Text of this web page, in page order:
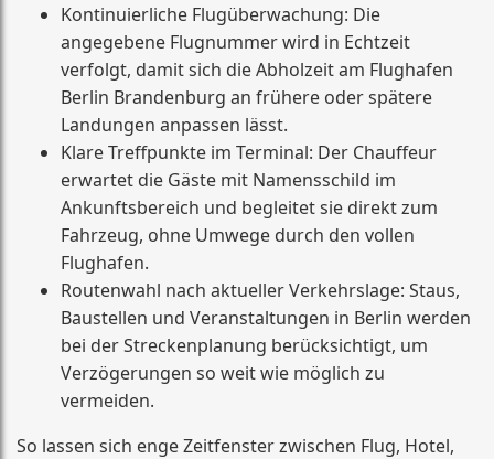
Kontinuierliche Flugüberwachung: Die
angegebene Flugnummer wird in Echtzeit
verfolgt, damit sich die Abholzeit am Flughafen
Berlin Brandenburg an frühere oder spätere
Landungen anpassen lässt.
Klare Treffpunkte im Terminal: Der Chauffeur
erwartet die Gäste mit Namensschild im
Ankunftsbereich und begleitet sie direkt zum
Fahrzeug, ohne Umwege durch den vollen
Flughafen.
Routenwahl nach aktueller Verkehrslage: Staus,
Baustellen und Veranstaltungen in Berlin werden
bei der Streckenplanung berücksichtigt, um
Verzögerungen so weit wie möglich zu
vermeiden.
So lassen sich enge Zeitfenster zwischen Flug, Hotel,